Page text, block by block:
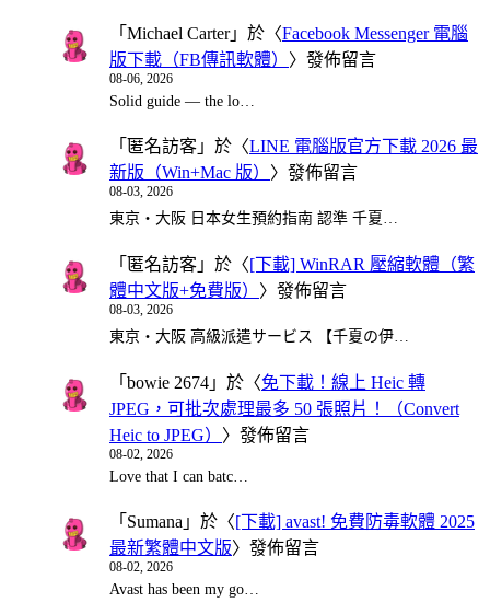
「 Michael Carter」於〈Facebook Messenger 電腦
版下載（FB傳訊軟體） 〉發佈留言
08-06, 2026
Solid guide — the lo…
「 匿名訪客 」於〈LINE 電腦版官方下載 2026 最
新版（Win+Mac 版） 〉發佈留言
08-03, 2026
東京・大阪 日本女生預約指南 認準 千夏…
「 匿名訪客 」於〈[下載] WinRAR 壓縮軟體（繁
體中文版+免費版） 〉發佈留言
08-03, 2026
東京・大阪 高級派遣サービス 【千夏の伊…
「 bowie 2674 」於〈免下載！線上 Heic 轉
JPEG，可批次處理最多 50 張照片！（Convert
Heic to JPEG） 〉發佈留言
08-02, 2026
Love that I can batc…
「 Sumana 」於〈[下載] avast! 免費防毒軟體 2025
最新繁體中文版〉發佈留言
08-02, 2026
Avast has been my go…